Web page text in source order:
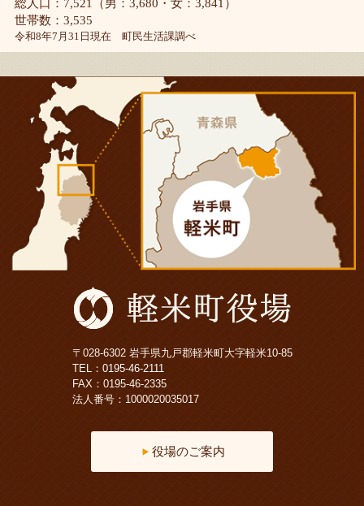
総人口：7,521（男：3,680・女：3,841）
世帯数：3,535
令和8年7月31日現在 町民生活課調べ
〒028-6302 岩手県九戸郡軽米町大字軽米10-85
TEL： 0195-46-2111
FAX：0195-46-2335
法人番号：1000020035017
役場のご案内